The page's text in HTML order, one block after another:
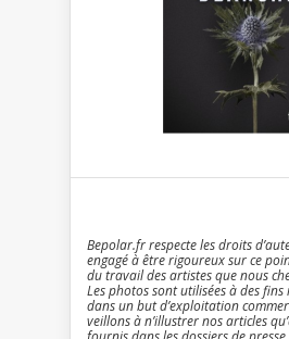
Bepolar.fr respecte les droits
engagé à être rigoureux sur ce
du travail des artistes que nous
Les photos sont utilisées à des
dans un but d’exploitation
veillons à n’illustrer nos articles